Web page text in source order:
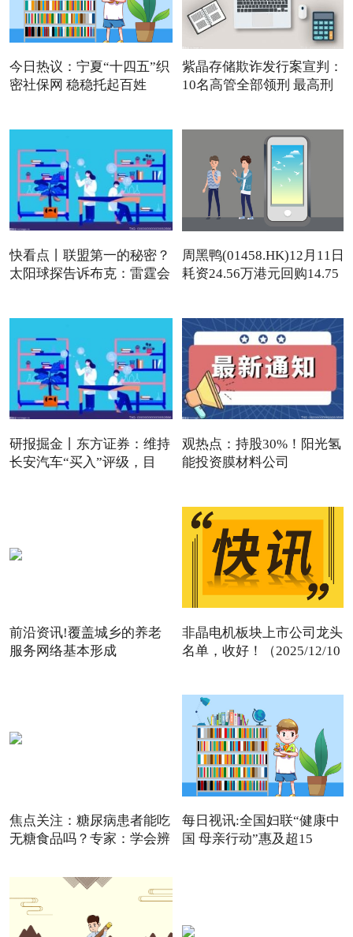
今日热议：宁夏“十四五”织
密社保网 稳稳托起百姓
紫晶存储欺诈发行案宣判：
10名高管全部领刑 最高刑
快看点丨联盟第一的秘密？
太阳球探告诉布克：雷霆会
周黑鸭(01458.HK)12月11日
耗资24.56万港元回购14.75
研报掘金丨东方证券：维持
长安汽车“买入”评级，目
观热点：持股30%！阳光氢
能投资膜材料公司
前沿资讯!覆盖城乡的养老
服务网络基本形成
非晶电机板块上市公司龙头
名单，收好！（2025/12/10
焦点关注：糖尿病患者能吃
无糖食品吗？专家：学会辨
每日视讯:全国妇联“健康中
国 母亲行动”惠及超15